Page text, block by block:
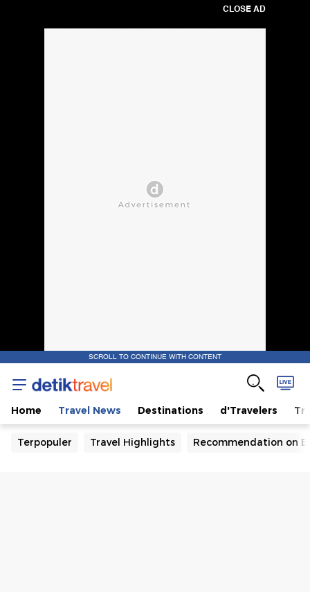
CLOSE AD
SCROLL TO CONTINUE WITH CONTENT
Home Travel News Destinations d'Travelers
Terpopuler Travel Highlights Recommendation on